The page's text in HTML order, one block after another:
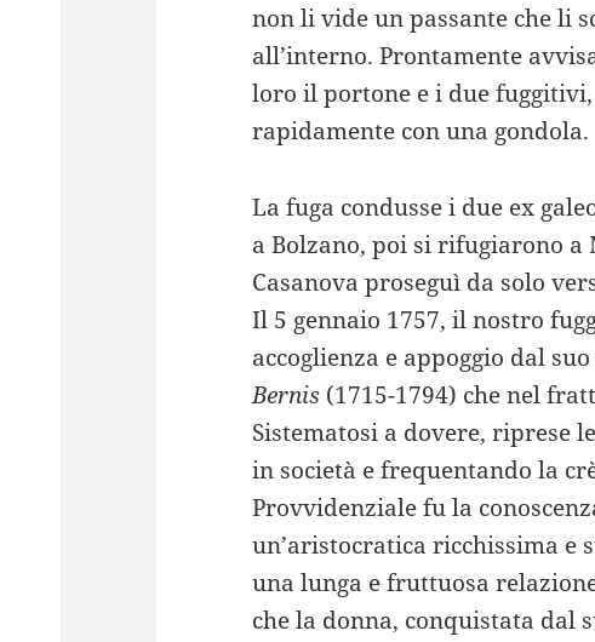
non li vide un passante che li
all’interno. Prontamente
loro il portone e i due
rapidamente con una gondola.
La fuga condusse i due ex
a Bolzano, poi si rifugiarono a
Casanova proseguì da solo
Il 5 gennaio 1757, il nostro
accoglienza e appoggio dal
Bernis (1715-1794) che nel
Sistematosi a dovere, riprese
in società e frequentando la
Provvidenziale fu la
un’aristocratica ricchissima e
una lunga e fruttuosa
che la donna, conquistata dal